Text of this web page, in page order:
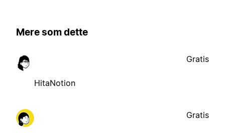
Mere som dette
HitaNotion
Gratis
Gratis